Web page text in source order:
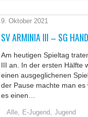
9. Oktober 2021
SV ARMINIA III – SG
Am heutigen Spieltag
III an. In der ersten Hälfte
einen ausgeglichenen
der Pause machte man es
es einen…
Alle, E-Jugend, Jugend